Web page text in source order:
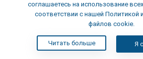
соглашаетесь на использование
соответствии с нашей Политикой
файлов cookie.
Читать больше Я